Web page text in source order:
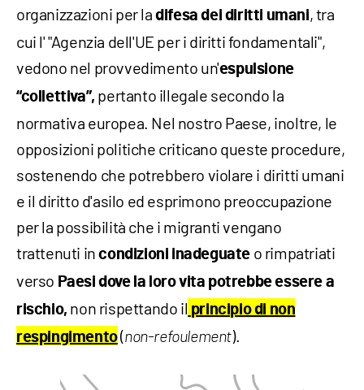
organizzazioni per ladifesa dei diritti umani, tra
cui l' "Agenzia dell'UE per i diritti fondamentali",
vedono nel provvedimento un'espulsione
“collettiva”, pertanto illegale secondo la
normativa europea. Nel nostro Paese, inoltre, le
opposizioni politiche criticano queste procedure,
sostenendo che potrebbero violare i diritti umani
e il diritto d'asilo ed esprimono preoccupazione
per la possibilità che i migranti vengano
trattenuti incondizioni inadeguate o rimpatriati
verso Paesi dove la loro vita potrebbe essere a
rischio, non rispettando il principio di non
respingimento(non-refoulement).